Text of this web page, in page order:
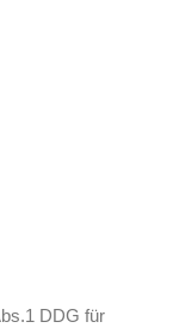
DDG für